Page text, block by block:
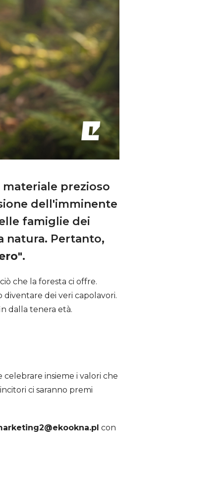
prezioso
dell'imminente
famiglie dei
natura. Pertanto,
.
che la foresta ci offre.
diventare dei veri capolavori.
dalla tenera età.
insieme i valori che
ci saranno premi
con